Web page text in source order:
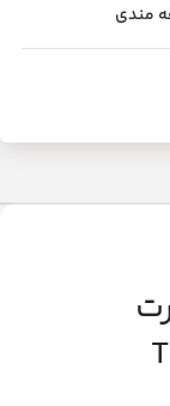
مندی
8 پورت